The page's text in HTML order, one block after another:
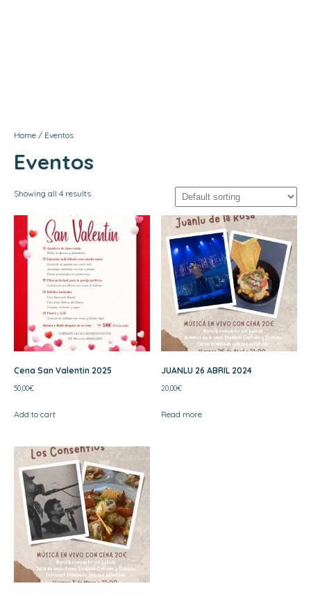
Home / Eventos
Eventos
Showing all 4 results
Cena San Valentin 2025
50,00€
Add to cart
JUANLU 26 ABRIL 2024
20,00€
Read more